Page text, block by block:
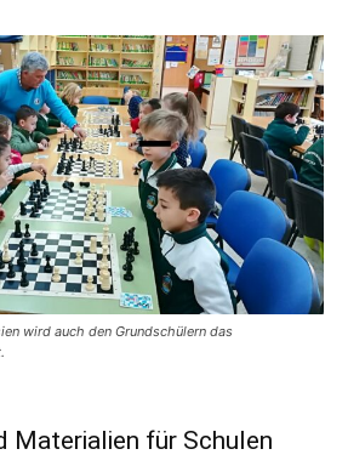
wird auch den Grundschülern das
Materialien für Schulen